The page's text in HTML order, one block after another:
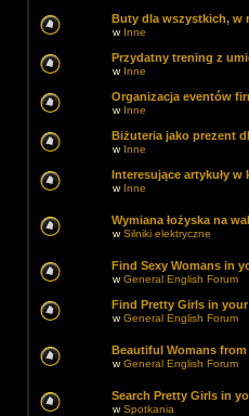
Buty dla wszystkich, w
w Inne
Przydatny trening z
w Inne
Organizacja eventów
w Inne
Biżuteria jako prezent
w Inne
Interesujące artykuły
w Inne
Wymiana łożyska na
wSilniki elektryczne
Find Sexy Womans in
wGeneral English Forum
Find Pretty Girls in
wGeneral English Forum
Beautiful Womans
wGeneral English Forum
Search Pretty Girls in
wSpotkania